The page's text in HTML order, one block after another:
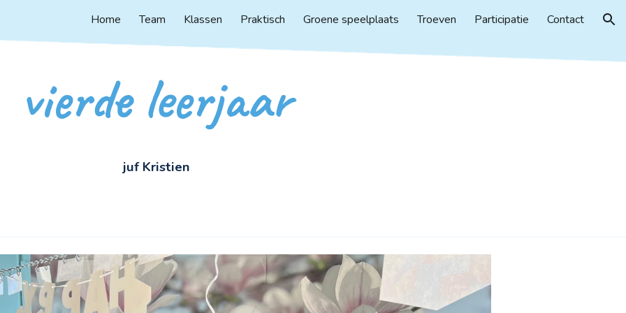
Skip to navigation
Home Team Klassen Praktisch Groene speelplaats Troeven Participatie Contact
vierdeleerjaar
juf Kristien